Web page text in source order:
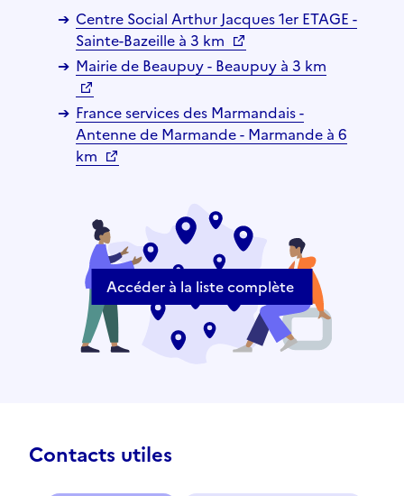
Centre Social Arthur Jacques 1er ETAGE -
Sainte-Bazeille à 3 km
Mairie de Beaupuy - Beaupuy à 3 km
France services des Marmandais -
Antenne de Marmande - Marmande à 6
km
Accéder à la liste complète
Contacts utiles